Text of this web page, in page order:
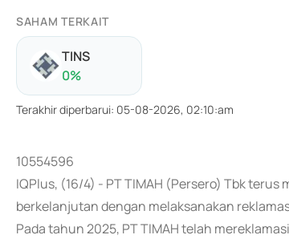
SAHAM TERKAIT
TINS
0%
Terakhir diperbarui: 05-08-2026, 02:10:am
10554596
IQPlus, (16/4) - PT TIMAH (Persero) Tbk
berkelanjutan dengan melaksanakan
Pada tahun 2025, PT TIMAH telah